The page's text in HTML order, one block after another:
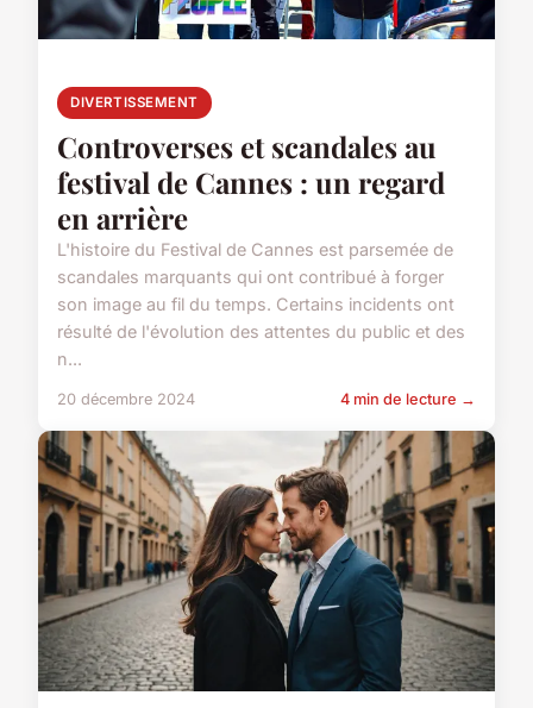
DIVERTISSEMENT
Controverses et scandales au
festival de Cannes : un regard
en arrière
L'histoire du Festival de Cannes est parsemée de
scandales marquants qui ont contribué à forger
son image au fil du temps. Certains incidents ont
résulté de l'évolution des attentes du public et des
n...
20 décembre 2024 4 min de lecture →